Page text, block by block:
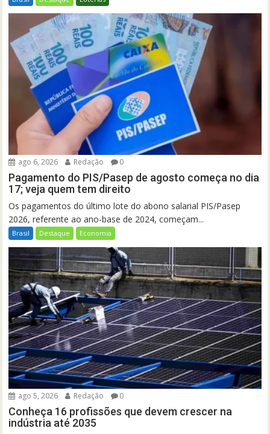
ago 6, 2026 Redação 0
Pagamento do PIS/Pasep de agosto começa no dia
17; veja quem tem direito
Os pagamentos do último lote do abono salarial PIS/Pasep
2026, referente ao ano-base de 2024, começam...
Brasil Destaque Economia
ago 5, 2026 Redação 0
Conheça 16 profissões que devem crescer na
indústria até 2035